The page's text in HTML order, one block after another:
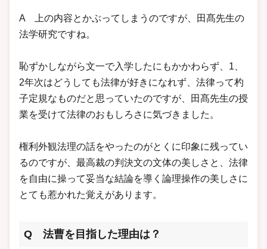
A 上の内容とかぶってしまうのですが、田髙先生の
法学研究ですね。
恥ずかしながら文一で入学したにもかかわらず、1、
2年次はどうしても法律が好きになれず、法律って杓
子定規なものだと思っていたのですが、田髙先生の授
業を受けて法律のおもしろさに気づきました。
権利外観法理の話をやったのがとくに印象に残ってい
るのですが、最高裁の判決文の文体の美しさと、法律
を自由に操って妥当な結論を導く論理操作の美しさに
とても惹かれた覚えがあります。
Q 法曹を目指した理由は？